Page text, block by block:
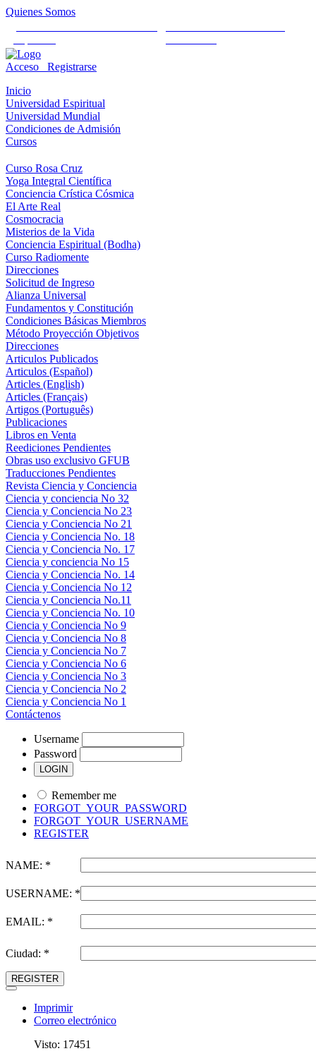
Quienes Somos
Acceso
Registrarse
Inicio
Universidad Espiritual
Universidad Mundial
Condiciones de Admisión
Cursos
Curso Rosa Cruz
Yoga Integral Científica
Conciencia Crística Cósmica
El Arte Real
Cosmocracia
Misterios de la Vida
Conciencia Espiritual (Bodha)
Curso Radiomente
Direcciones
Solicitud de Ingreso
Alianza Universal
Fundamentos y Constitución
Condiciones Básicas Miembros
Método Proyección Objetivos
Direcciones
Articulos Publicados
Articulos (Español)
Articles (English)
Articles (Français)
Artigos (Português)
Publicaciones
Libros en Venta
Reediciones Pendientes
Obras uso exclusivo GFUB
Traducciones Pendientes
Revista Ciencia y Conciencia
Ciencia y conciencia No 32
Ciencia y Conciencia No 23
Ciencia y Conciencia No 21
Ciencia y Conciencia No. 18
Ciencia y Conciencia No. 17
Ciencia y conciencia No 15
Ciencia y Conciencia No. 14
Ciencia y Conciencia No 12
Ciencia y Conciencia No.11
Ciencia y Conciencia No. 10
Ciencia y Conciencia No 9
Ciencia y Conciencia No 8
Ciencia y Conciencia No 7
Ciencia y Conciencia No 6
Ciencia y Conciencia No 3
Ciencia y Conciencia No 2
Ciencia y Conciencia No 1
Contáctenos
Username
Password
Remember me
FORGOT_YOUR_PASSWORD
FORGOT_YOUR_USERNAME
REGISTER
NAME: *
USERNAME: *
EMAIL: *
Ciudad: *
REGISTER
Imprimir
Correo electrónico
Visto: 17451